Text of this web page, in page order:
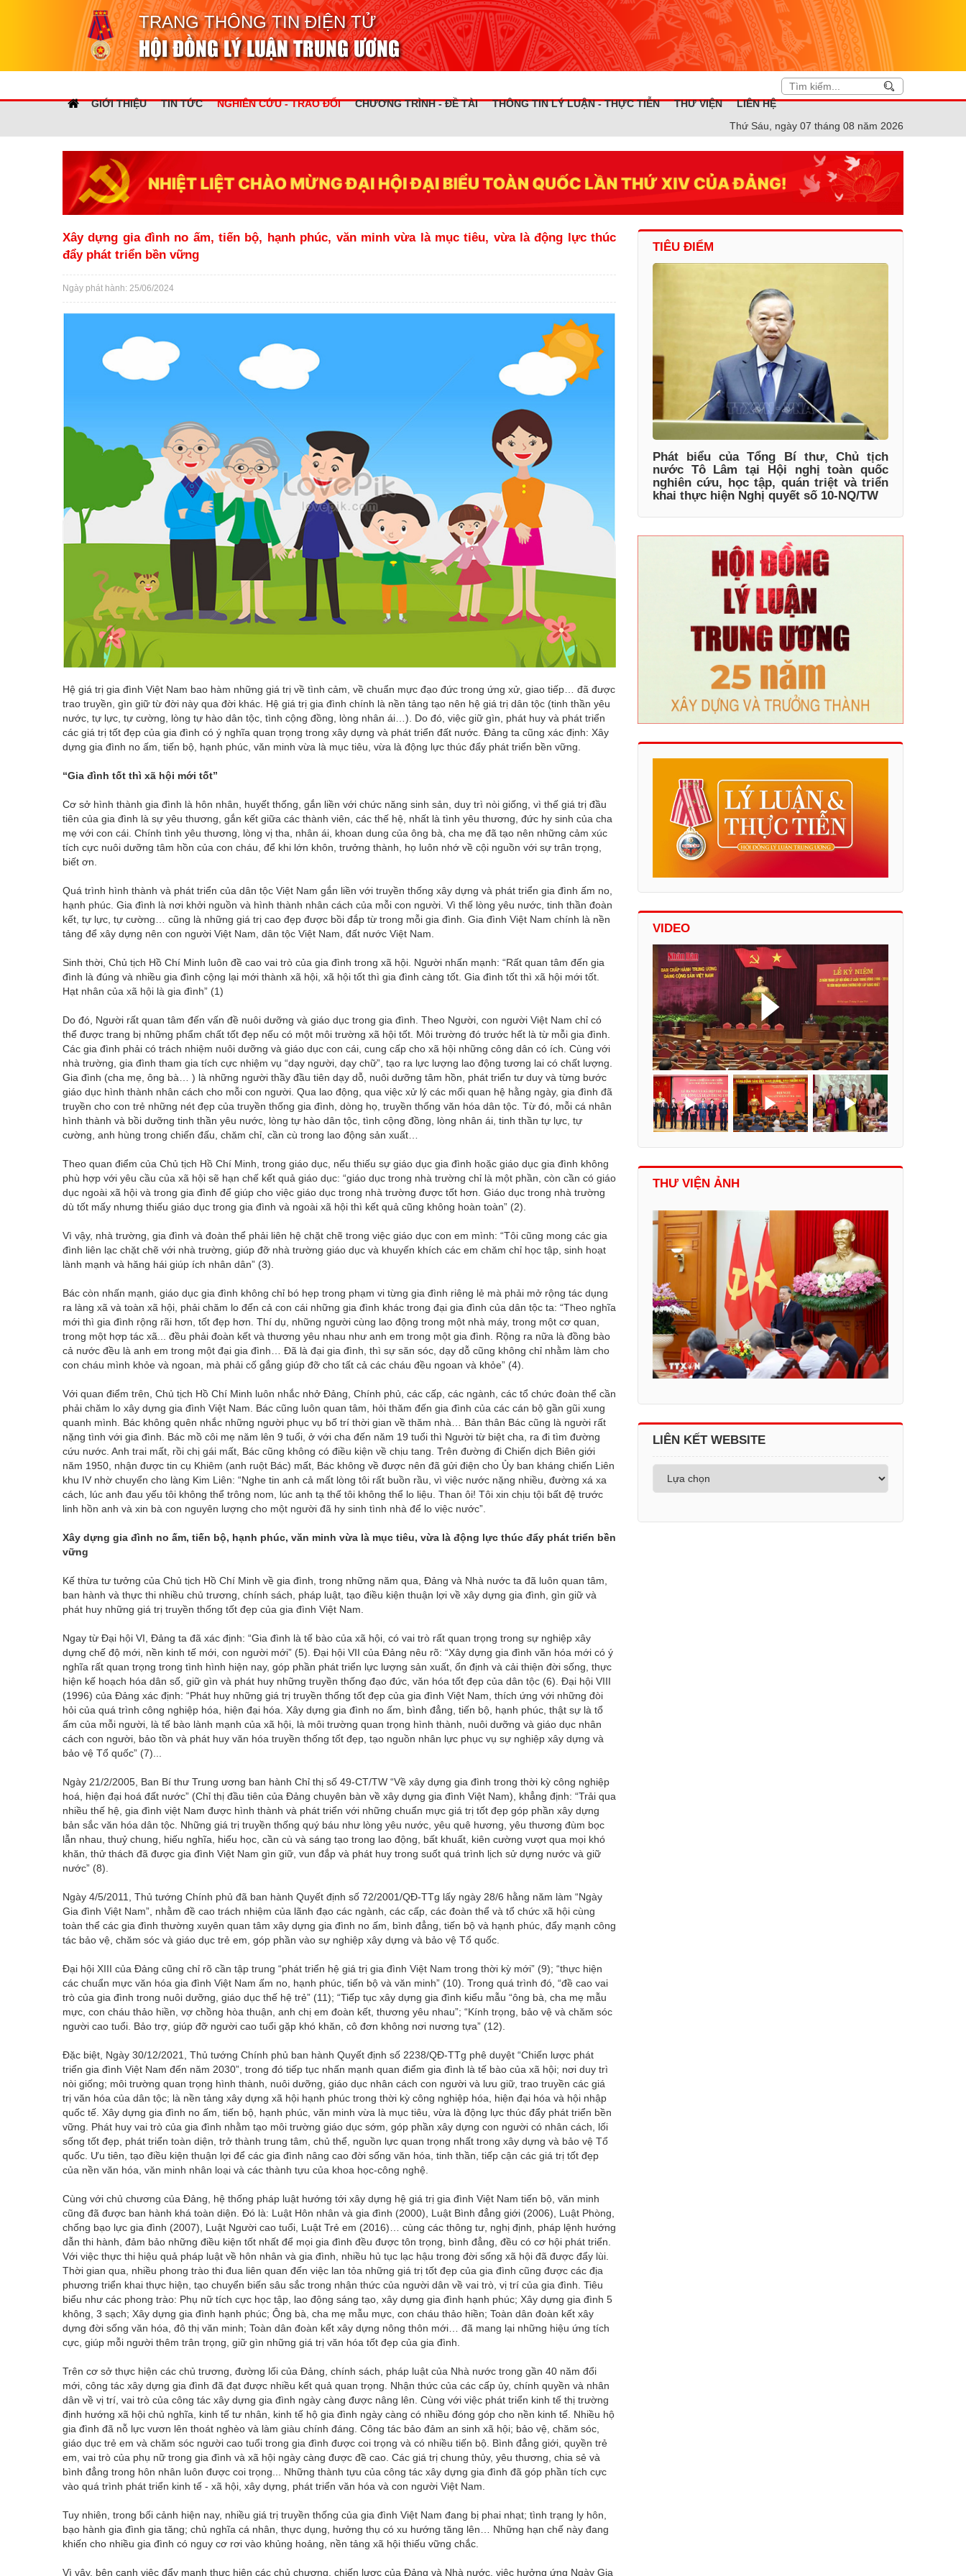
TRANG THÔNG TIN ĐIỆN TỬ
HỘI ĐỒNG LÝ LUẬN TRUNG ƯƠNG
GIỚI THIỆU TIN TỨC NGHIÊN CỨU - TRAO ĐỔI CHƯƠNG TRÌNH - ĐỀ TÀI THÔNG TIN LÝ LUẬN - THỰC TIỄN THƯ VIỆN
LIÊN HỆ
Thứ Sáu, ngày 07 tháng 08 năm 2026
Xây dựng gia đình no ấm, tiến bộ, hạnh phúc, văn minh vừa là mục tiêu, vừa là động lực thúc
đẩy phát triển bền vững
Ngày phát hành: 25/06/2024
Hệ giá trị gia đình Việt Nam bao hàm những giá trị về tình cảm, về chuẩn mực đạo đức trong ứng xử, giao tiếp… đã được
trao truyền, gìn giữ từ đời này qua đời khác. Hệ giá trị gia đình chính là nền tảng tạo nên hệ giá trị dân tộc (tinh thần yêu
nước, tự lực, tự cường, lòng tự hào dân tộc, tình cộng đồng, lòng nhân ái…). Do đó, việc giữ gìn, phát huy và phát triển
các giá trị tốt đẹp của gia đình có ý nghĩa quan trọng trong xây dựng và phát triển đất nước. Đảng ta cũng xác định: Xây
dựng gia đình no ấm, tiến bộ, hạnh phúc, văn minh vừa là mục tiêu, vừa là động lực thúc đẩy phát triển bền vững.
“Gia đình tốt thì xã hội mới tốt”
Cơ sở hình thành gia đình là hôn nhân, huyết thống, gắn liền với chức năng sinh sản, duy trì nòi giống, vì thế giá trị đầu
tiên của gia đình là sự yêu thương, gắn kết giữa các thành viên, các thế hệ, nhất là tình yêu thương, đức hy sinh của cha
mẹ với con cái. Chính tình yêu thương, lòng vị tha, nhân ái, khoan dung của ông bà, cha mẹ đã tạo nên những cảm xúc
tích cực nuôi dưỡng tâm hồn của con cháu, để khi lớn khôn, trưởng thành, họ luôn nhớ về cội nguồn với sự trân trọng,
biết ơn.
Quá trình hình thành và phát triển của dân tộc Việt Nam gắn liền với truyền thống xây dựng và phát triển gia đình ấm no,
hạnh phúc. Gia đình là nơi khởi nguồn và hình thành nhân cách của mỗi con người. Vì thế lòng yêu nước, tinh thần đoàn
kết, tự lực, tự cường… cũng là những giá trị cao đẹp được bồi đắp từ trong mỗi gia đình. Gia đình Việt Nam chính là nền
tảng để xây dựng nên con người Việt Nam, dân tộc Việt Nam, đất nước Việt Nam.
Sinh thời, Chủ tịch Hồ Chí Minh luôn đề cao vai trò của gia đình trong xã hội. Người nhấn mạnh: “Rất quan tâm đến gia
đình là đúng và nhiều gia đình cộng lại mới thành xã hội, xã hội tốt thì gia đình càng tốt. Gia đình tốt thì xã hội mới tốt.
Hạt nhân của xã hội là gia đình” (1)
Do đó, Người rất quan tâm đến vấn đề nuôi dưỡng và giáo dục trong gia đình. Theo Người, con người Việt Nam chỉ có
thể được trang bị những phẩm chất tốt đẹp nếu có một môi trường xã hội tốt. Môi trường đó trước hết là từ mỗi gia đình.
Các gia đình phải có trách nhiệm nuôi dưỡng và giáo dục con cái, cung cấp cho xã hội những công dân có ích. Cùng với
nhà trường, gia đình tham gia tích cực nhiệm vụ “dạy người, dạy chữ”, tạo ra lực lượng lao động tương lai có chất lượng.
Gia đình (cha mẹ, ông bà… ) là những người thầy đầu tiên dạy dỗ, nuôi dưỡng tâm hồn, phát triển tư duy và từng bước
giáo dục hình thành nhân cách cho mỗi con người. Qua lao động, qua việc xử lý các mối quan hệ hằng ngày, gia đình đã
truyền cho con trẻ những nét đẹp của truyền thống gia đình, dòng họ, truyền thống văn hóa dân tộc. Từ đó, mỗi cá nhân
hình thành và bồi dưỡng tinh thần yêu nước, lòng tự hào dân tộc, tình cộng đồng, lòng nhân ái, tinh thần tự lực, tự
cường, anh hùng trong chiến đấu, chăm chỉ, cần cù trong lao động sản xuất…
Theo quan điểm của Chủ tịch Hồ Chí Minh, trong giáo dục, nếu thiếu sự giáo dục gia đình hoặc giáo dục gia đình không
phù hợp với yêu cầu của xã hội sẽ hạn chế kết quả giáo dục: “giáo dục trong nhà trường chỉ là một phần, còn cần có giáo
dục ngoài xã hội và trong gia đình để giúp cho việc giáo dục trong nhà trường được tốt hơn. Giáo dục trong nhà trường
dù tốt mấy nhưng thiếu giáo dục trong gia đình và ngoài xã hội thì kết quả cũng không hoàn toàn” (2).
Vì vậy, nhà trường, gia đình và đoàn thể phải liên hệ chặt chẽ trong việc giáo dục con em mình: “Tôi cũng mong các gia
đình liên lạc chặt chẽ với nhà trường, giúp đỡ nhà trường giáo dục và khuyến khích các em chăm chỉ học tập, sinh hoạt
lành mạnh và hăng hái giúp ích nhân dân” (3).
Bác còn nhấn mạnh, giáo dục gia đình không chỉ bó hẹp trong phạm vi từng gia đình riêng lẻ mà phải mở rộng tác dụng
ra làng xã và toàn xã hội, phải chăm lo đến cả con cái những gia đình khác trong đại gia đình của dân tộc ta: “Theo nghĩa
mới thì gia đình rộng rãi hơn, tốt đẹp hơn. Thí dụ, những người cùng lao động trong một nhà máy, trong một cơ quan,
trong một hợp tác xã... đều phải đoàn kết và thương yêu nhau như anh em trong một gia đình. Rộng ra nữa là đồng bào
cả nước đều là anh em trong một đại gia đình… Đã là đại gia đình, thì sự săn sóc, dạy dỗ cũng không chỉ nhằm làm cho
con cháu mình khỏe và ngoan, mà phải cố gắng giúp đỡ cho tất cả các cháu đều ngoan và khỏe” (4).
Với quan điểm trên, Chủ tịch Hồ Chí Minh luôn nhắc nhở Đảng, Chính phủ, các cấp, các ngành, các tổ chức đoàn thể cần
phải chăm lo xây dựng gia đình Việt Nam. Bác cũng luôn quan tâm, hỏi thăm đến gia đình của các cán bộ gần gũi xung
quanh mình. Bác không quên nhắc những người phục vụ bố trí thời gian về thăm nhà… Bản thân Bác cũng là người rất
nặng tình với gia đình. Bác mồ côi mẹ năm lên 9 tuổi, ở với cha đến năm 19 tuổi thì Người từ biệt cha, ra đi tìm đường
cứu nước. Anh trai mất, rồi chị gái mất, Bác cũng không có điều kiện về chịu tang. Trên đường đi Chiến dịch Biên giới
năm 1950, nhận được tin cụ Khiêm (anh ruột Bác) mất, Bác không về được nên đã gửi điện cho Ủy ban kháng chiến Liên
khu IV nhờ chuyển cho làng Kim Liên: “Nghe tin anh cả mất lòng tôi rất buồn rầu, vì việc nước nặng nhiều, đường xá xa
cách, lúc anh đau yếu tôi không thể trông nom, lúc anh tạ thế tôi không thể lo liệu. Than ôi! Tôi xin chịu tội bất đệ trước
linh hồn anh và xin bà con nguyên lượng cho một người đã hy sinh tình nhà để lo việc nước”.
Xây dựng gia đình no ấm, tiến bộ, hạnh phúc, văn minh vừa là mục tiêu, vừa là động lực thúc đẩy phát triển bền
vững
Kế thừa tư tưởng của Chủ tịch Hồ Chí Minh về gia đình, trong những năm qua, Đảng và Nhà nước ta đã luôn quan tâm,
ban hành và thực thi nhiều chủ trương, chính sách, pháp luật, tạo điều kiện thuận lợi về xây dựng gia đình, gìn giữ và
phát huy những giá trị truyền thống tốt đẹp của gia đình Việt Nam.
Ngay từ Đại hội VI, Đảng ta đã xác định: “Gia đình là tế bào của xã hội, có vai trò rất quan trọng trong sự nghiệp xây
dựng chế độ mới, nền kinh tế mới, con người mới” (5). Đại hội VII của Đảng nêu rõ: “Xây dựng gia đình văn hóa mới có ý
nghĩa rất quan trọng trong tình hình hiện nay, góp phần phát triển lực lượng sản xuất, ổn định và cải thiện đời sống, thực
hiện kế hoạch hóa dân số, giữ gìn và phát huy những truyền thống đạo đức, văn hóa tốt đẹp của dân tộc (6). Đại hội VIII
(1996) của Đảng xác định: “Phát huy những giá trị truyền thống tốt đẹp của gia đình Việt Nam, thích ứng với những đòi
hỏi của quá trình công nghiệp hóa, hiện đại hóa. Xây dựng gia đình no ấm, bình đẳng, tiến bộ, hạnh phúc, thật sự là tổ
ấm của mỗi người, là tế bào lành mạnh của xã hội, là môi trường quan trọng hình thành, nuôi dưỡng và giáo dục nhân
cách con người, bảo tồn và phát huy văn hóa truyền thống tốt đẹp, tạo nguồn nhân lực phục vụ sự nghiệp xây dựng và
bảo vệ Tổ quốc” (7)...
Ngày 21/2/2005, Ban Bí thư Trung ương ban hành Chỉ thị số 49-CT/TW “Về xây dựng gia đình trong thời kỳ công nghiệp
hoá, hiện đại hoá đất nước” (Chỉ thị đầu tiên của Đảng chuyên bàn về xây dựng gia đình Việt Nam), khẳng định: “Trải qua
nhiều thế hệ, gia đình việt Nam được hình thành và phát triển với những chuẩn mực giá trị tốt đẹp góp phần xây dựng
bản sắc văn hóa dân tộc. Những giá trị truyền thống quý báu như lòng yêu nước, yêu quê hương, yêu thương đùm bọc
lẫn nhau, thuỷ chung, hiếu nghĩa, hiếu học, cần cù và sáng tạo trong lao động, bất khuất, kiên cường vượt qua mọi khó
khăn, thử thách đã được gia đình Việt Nam gìn giữ, vun đắp và phát huy trong suốt quá trình lịch sử dựng nước và giữ
nước” (8).
Ngày 4/5/2011, Thủ tướng Chính phủ đã ban hành Quyết định số 72/2001/QĐ-TTg lấy ngày 28/6 hằng năm làm “Ngày
Gia đình Việt Nam”, nhằm đề cao trách nhiệm của lãnh đạo các ngành, các cấp, các đoàn thể và tổ chức xã hội cùng
toàn thể các gia đình thường xuyên quan tâm xây dựng gia đình no ấm, bình đẳng, tiến bộ và hạnh phúc, đẩy mạnh công
tác bảo vệ, chăm sóc và giáo dục trẻ em, góp phần vào sự nghiệp xây dựng và bảo vệ Tổ quốc.
Đại hội XIII của Đảng cũng chỉ rõ cần tập trung “phát triển hệ giá trị gia đình Việt Nam trong thời kỳ mới” (9); “thực hiện
các chuẩn mực văn hóa gia đình Việt Nam ấm no, hạnh phúc, tiến bộ và văn minh” (10). Trong quá trình đó, “đề cao vai
trò của gia đình trong nuôi dưỡng, giáo dục thế hệ trẻ” (11); “Tiếp tục xây dựng gia đình kiểu mẫu “ông bà, cha mẹ mẫu
mực, con cháu thảo hiền, vợ chồng hòa thuận, anh chị em đoàn kết, thương yêu nhau”; “Kính trọng, bảo vệ và chăm sóc
người cao tuổi. Bảo trợ, giúp đỡ người cao tuổi gặp khó khăn, cô đơn không nơi nương tựa” (12).
Đặc biệt, Ngày 30/12/2021, Thủ tướng Chính phủ ban hành Quyết định số 2238/QĐ-TTg phê duyệt “Chiến lược phát
triển gia đình Việt Nam đến năm 2030”, trong đó tiếp tục nhấn mạnh quan điểm gia đình là tế bào của xã hội; nơi duy trì
nòi giống; môi trường quan trọng hình thành, nuôi dưỡng, giáo dục nhân cách con người và lưu giữ, trao truyền các giá
trị văn hóa của dân tộc; là nền tảng xây dựng xã hội hạnh phúc trong thời kỳ công nghiệp hóa, hiện đại hóa và hội nhập
quốc tế. Xây dựng gia đình no ấm, tiến bộ, hạnh phúc, văn minh vừa là mục tiêu, vừa là động lực thúc đẩy phát triển bền
vững. Phát huy vai trò của gia đình nhằm tạo môi trường giáo dục sớm, góp phần xây dựng con người có nhân cách, lối
sống tốt đẹp, phát triển toàn diện, trở thành trung tâm, chủ thể, nguồn lực quan trọng nhất trong xây dựng và bảo vệ Tổ
quốc. Ưu tiên, tạo điều kiện thuận lợi để các gia đình nâng cao đời sống văn hóa, tinh thần, tiếp cận các giá trị tốt đẹp
của nền văn hóa, văn minh nhân loại và các thành tựu của khoa học-công nghệ.
Cùng với chủ chương của Đảng, hệ thống pháp luật hướng tới xây dựng hệ giá trị gia đình Việt Nam tiến bộ, văn minh
cũng đã được ban hành khá toàn diện. Đó là: Luật Hôn nhân và gia đình (2000), Luật Bình đẳng giới (2006), Luật Phòng,
chống bạo lực gia đình (2007), Luật Người cao tuổi, Luật Trẻ em (2016)… cùng các thông tư, nghị định, pháp lệnh hướng
dẫn thi hành, đảm bảo những điều kiện tốt nhất để mọi gia đình đều được tôn trọng, bình đẳng, đều có cơ hội phát triển.
Với việc thực thi hiệu quả pháp luật về hôn nhân và gia đình, nhiều hủ tục lạc hậu trong đời sống xã hội đã được đẩy lùi.
Thời gian qua, nhiều phong trào thi đua liên quan đến việc lan tỏa những giá trị tốt đẹp của gia đình cũng được các địa
phương triển khai thực hiện, tạo chuyển biến sâu sắc trong nhận thức của người dân về vai trò, vị trí của gia đình. Tiêu
biểu như các phong trào: Phụ nữ tích cực học tập, lao động sáng tạo, xây dựng gia đình hạnh phúc; Xây dựng gia đình 5
không, 3 sạch; Xây dựng gia đình hạnh phúc; Ông bà, cha mẹ mẫu mực, con cháu thảo hiền; Toàn dân đoàn kết xây
dựng đời sống văn hóa, đô thị văn minh; Toàn dân đoàn kết xây dựng nông thôn mới… đã mang lại những hiệu ứng tích
cực, giúp mỗi người thêm trân trọng, giữ gìn những giá trị văn hóa tốt đẹp của gia đình.
Trên cơ sở thực hiện các chủ trương, đường lối của Đảng, chính sách, pháp luật của Nhà nước trong gần 40 năm đổi
mới, công tác xây dựng gia đình đã đạt được nhiều kết quả quan trọng. Nhận thức của các cấp ủy, chính quyền và nhân
dân về vị trí, vai trò của công tác xây dựng gia đình ngày càng được nâng lên. Cùng với việc phát triển kinh tế thị trường
định hướng xã hội chủ nghĩa, kinh tế tư nhân, kinh tế hộ gia đình ngày càng có nhiều đóng góp cho nền kinh tế. Nhiều hộ
gia đình đã nỗ lực vươn lên thoát nghèo và làm giàu chính đáng. Công tác bảo đảm an sinh xã hội; bảo vệ, chăm sóc,
giáo dục trẻ em và chăm sóc người cao tuổi trong gia đình được coi trọng và có nhiều tiến bộ. Bình đẳng giới, quyền trẻ
em, vai trò của phụ nữ trong gia đình và xã hội ngày càng được đề cao. Các giá trị chung thủy, yêu thương, chia sẻ và
bình đẳng trong hôn nhân luôn được coi trọng... Những thành tựu của công tác xây dựng gia đình đã góp phần tích cực
vào quá trình phát triển kinh tế - xã hội, xây dựng, phát triển văn hóa và con người Việt Nam.
Tuy nhiên, trong bối cảnh hiện nay, nhiều giá trị truyền thống của gia đình Việt Nam đang bị phai nhạt; tình trạng ly hôn,
bạo hành gia đình gia tăng; chủ nghĩa cá nhân, thực dụng, hưởng thụ có xu hướng tăng lên… Những hạn chế này đang
khiến cho nhiều gia đình có nguy cơ rơi vào khủng hoảng, nền tảng xã hội thiếu vững chắc.
Vì vậy, bên cạnh việc đẩy mạnh thực hiện các chủ chương, chiến lược của Đảng và Nhà nước, việc hưởng ứng Ngày Gia
TIÊU ĐIỂM
Phát biểu của Tổng Bí thư, Chủ tịch
nước Tô Lâm tại Hội nghị toàn quốc
nghiên cứu, học tập, quán triệt và triển
khai thực hiện Nghị quyết số 10-NQ/TW
VIDEO
THƯ VIỆN ẢNH
LIÊN KẾT WEBSITE